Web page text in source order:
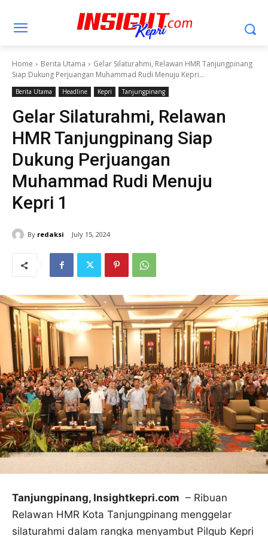
Home Berita Utama
Gelar Silaturahmi, Relawan HMR Tanjungpinang
Siap Dukung Perjuangan Muhammad Rudi Menuju Kepri...
Berita Utama Headline Kepri Tanjungpinang
Gelar Silaturahmi, Relawan
HMR Tanjungpinang Siap
Dukung Perjuangan
Muhammad Rudi Menuju
Kepri 1
By redaksi July 15, 2024
Tanjungpinang, Insightkepri.com – Ribuan
Relawan HMR Kota Tanjungpinang menggelar
silaturahmi dalam rangka menyambut Pilgub Kepri